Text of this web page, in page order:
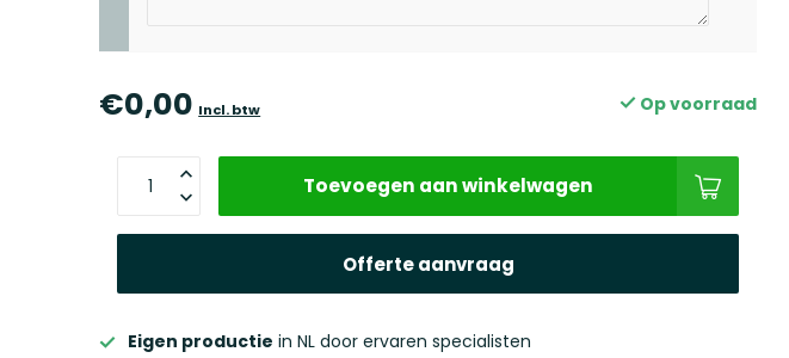
€0,00 Incl. btw Op voorraad
Toevoegen aan winkelwagen
Offerte aanvraag
Eigen productie in NL door ervaren specialisten